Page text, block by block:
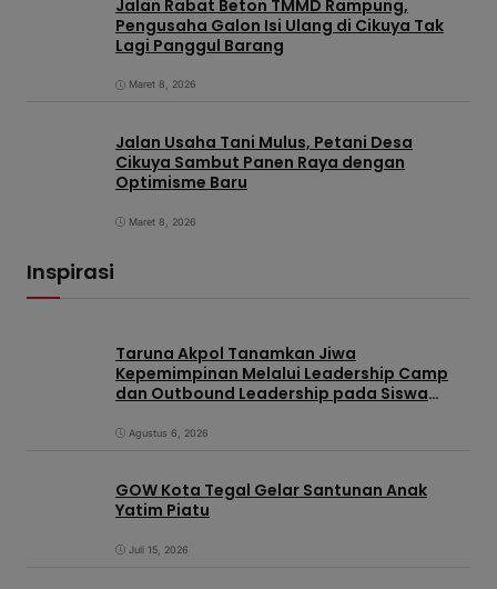
Jalan Rabat Beton TMMD Rampung,
Pengusaha Galon Isi Ulang di Cikuya Tak
Lagi Panggul Barang
Maret 8, 2026
Jalan Usaha Tani Mulus, Petani Desa
Cikuya Sambut Panen Raya dengan
Optimisme Baru
Maret 8, 2026
Inspirasi
Taruna Akpol Tanamkan Jiwa
Kepemimpinan Melalui Leadership Camp
dan Outbound Leadership pada Siswa
Agustus 6, 2026
GOW Kota Tegal Gelar Santunan Anak
Yatim Piatu
Juli 15, 2026